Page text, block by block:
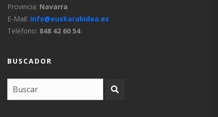
Provincia: Navarra
E-Mail: info@euskarabidea.es
Teléfono: 848 42 60 54
BUSCADOR